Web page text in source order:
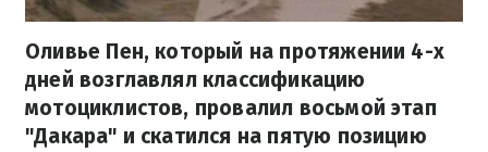
Оливье Пен, который на протяжении 4-х
дней возглавлял классификацию
мотоциклистов, провалил восьмой этап
"Дакара" и скатился на пятую позицию